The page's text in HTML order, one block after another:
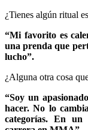
¿Tienes algún ritual
“Mi favorito es
una prenda que
lucho”.
¿Alguna otra cosa
“Soy un
hacer. No lo
categorías. En